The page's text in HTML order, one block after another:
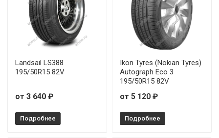
Landsail LS388
195/50R15 82V
от 3 640 ₽
Подробнее
Ikon Tyres (Nokian Tyres)
Autograph Eco 3
195/50R15 82V
от 5 120 ₽
Подробнее